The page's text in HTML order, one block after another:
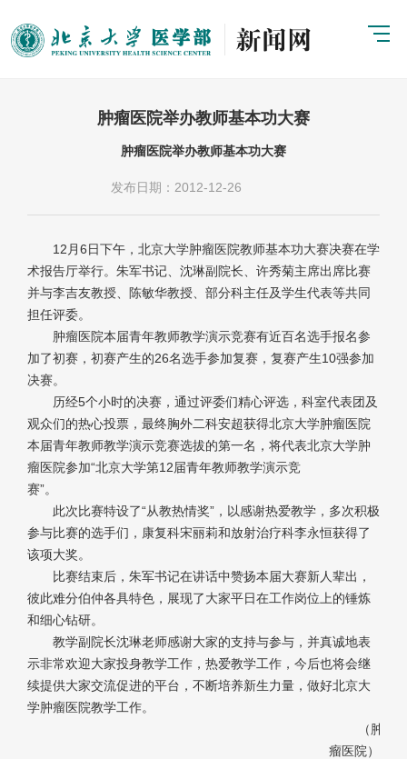
肿瘤医院举办教师基本功大赛
肿瘤医院举办教师基本功大赛
发布日期：2012-12-26
12月6日下午，北京大学肿瘤医院教师基本功大赛决赛在学
术报告厅举行。朱军书记、沈琳副院长、许秀菊主席出席比赛
并与李吉友教授、陈敏华教授、部分科主任及学生代表等共同
担任评委。
肿瘤医院本届青年教师教学演示竞赛有近百名选手报名参
加了初赛，初赛产生的26名选手参加复赛，复赛产生10强参加
决赛。
历经5个小时的决赛，通过评委们精心评选，科室代表团及
观众们的热心投票，最终胸外二科安超获得北京大学肿瘤医院
本届青年教师教学演示竞赛选拔的第一名，将代表北京大学肿
瘤医院参加“北京大学第12届青年教师教学演示竞
赛”。
此次比赛特设了“从教热情奖”，以感谢热爱教学，多次积极
参与比赛的选手们，康复科宋丽莉和放射治疗科李永恒获得了
该项大奖。
比赛结束后，朱军书记在讲话中赞扬本届大赛新人辈出，
彼此难分伯仲各具特色，展现了大家平日在工作岗位上的锤炼
和细心钻研。
教学副院长沈琳老师感谢大家的支持与参与，并真诚地表
示非常欢迎大家投身教学工作，热爱教学工作，今后也将会继
续提供大家交流促进的平台，不断培养新生力量，做好北京大
学肿瘤医院教学工作。
（肿
瘤医院）